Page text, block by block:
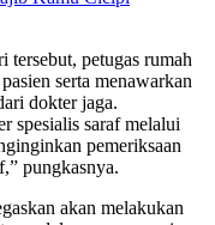
tersebut, petugas rumah
serta menawarkan
dokter jaga.
spesialis saraf melalui
pemeriksaan
pungkasnya.
akan melakukan